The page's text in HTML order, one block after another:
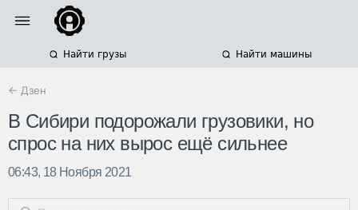
Найти грузы Найти машины
← Дзен
В Сибири подорожали грузовики, но
спрос на них вырос ещё сильнее
06:43, 18 Ноября 2021